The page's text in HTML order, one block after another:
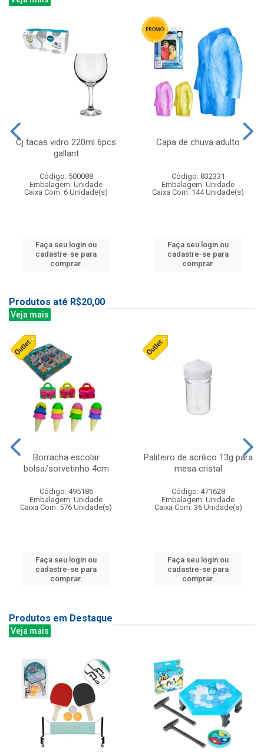
Cj tacas vidro 220ml 6pcs
gallant
Código: 500088
Embalagem: Unidade
Caixa Com: 6 Unidade(s)
Faça seu login ou
cadastre-se para
comprar.
Capa de chuva adulto
Código: 832331
Embalagem: Unidade
Caixa Com: 144 Unidade(s)
Faça seu login ou
cadastre-se para
comprar.
Produtos até R$20,00
Veja mais
Borracha escolar
bolsa/sorvetinho 4cm
Código: 495186
Embalagem: Unidade
Caixa Com: 576 Unidade(s)
Faça seu login ou
cadastre-se para
comprar.
Paliteiro de acrilico 13g para
mesa cristal
Código: 471628
Embalagem: Unidade
Caixa Com: 36 Unidade(s)
Faça seu login ou
cadastre-se para
comprar.
Produtos em Destaque
Veja mais